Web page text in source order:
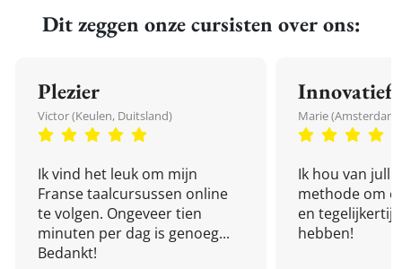
Dit zeggen onze cursisten over ons:
Plezier
Victor (Keulen, Duitsland)
Ik vind het leuk om mijn
Franse taalcursussen online
te volgen. Ongeveer tien
minuten per dag is genoeg...
Bedankt!
Innovatief
Marie
Ik hou van
methode om
en
hebben!